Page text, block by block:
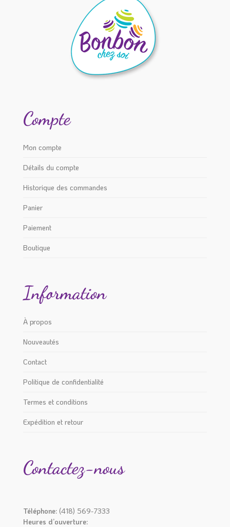
Compte
Mon compte
Détails du compte
Historique des commandes
Panier
Paiement
Boutique
Information
À propos
Nouveautés
Contact
Politique de confidentialité
Termes et conditions
Expédition et retour
Contactez-nous
Téléphone:(418) 569-7333
Heures d’ouverture: